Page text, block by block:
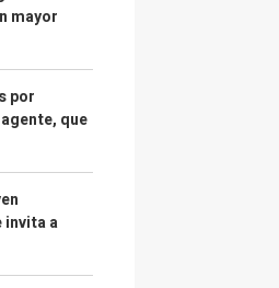
mayor
por
que
invita a